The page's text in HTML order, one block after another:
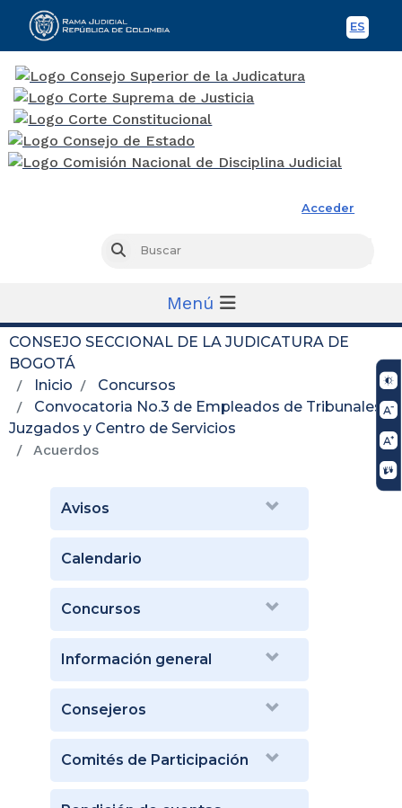
ES
Acceder
Buscar
Menú
CONSEJO SECCIONAL DE LA JUDICATURA DE
BOGOTÁ
Inicio
Concursos
Convocatoria No.3 de Empleados de Tribunales,
Juzgados y Centro de Servicios
Acuerdos
Avisos
Calendario
Concursos
Información general
Consejeros
Comités de Participación